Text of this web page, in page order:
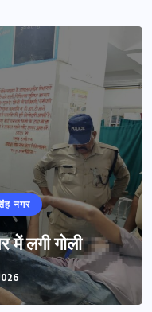
नगर
लगी गोली